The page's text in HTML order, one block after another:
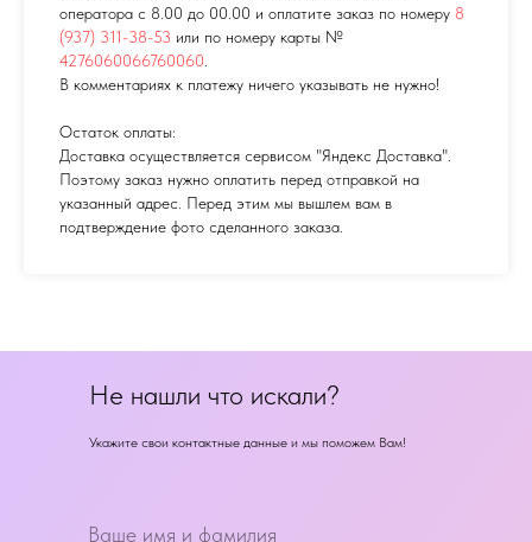
оператора с 8.00 до 00.00 и оплатите заказ по номеру 8
(937) 311-38-53 или по номеру карты №
4276060066760060
В комментариях к платежу ничего указывать не нужно!
Остаток оплаты:
Доставка осуществляется сервисом "Яндекс Доставка".
Поэтому заказ нужно оплатить перед отправкой на
указанный адрес. Перед этим мы вышлем вам в
подтверждение фото сделанного заказа.
Не нашли что искали?
Укажите свои контактные данные и мы поможем Вам!